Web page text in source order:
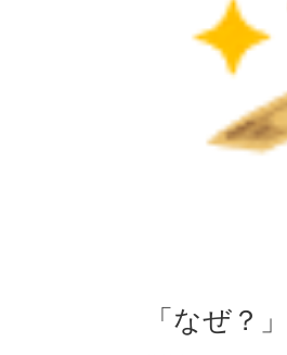
「なぜ？